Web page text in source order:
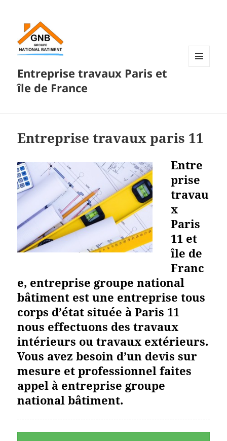
Entreprise travaux Paris et
île de France
Entreprise travaux paris 11
Entre
prise
travau
x
Paris
11 et
île de
Franc
e, entreprise groupe national
bâtiment est une entreprise tous
corps d’état située à Paris 11
nous effectuons des travaux
intérieurs ou travaux extérieurs.
Vous avez besoin d’un devis sur
mesure et professionnel faites
appel à entreprise groupe
national bâtiment.